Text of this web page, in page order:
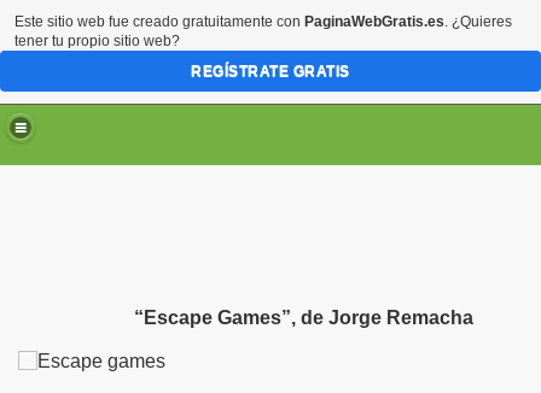
“Escape Games”, de Jorge Remacha
Este sitio web fue creado gratuitamente con PaginaWebGratis.es. ¿Quieres
tener tu propio sitio web?
REGÍSTRATE GRATIS